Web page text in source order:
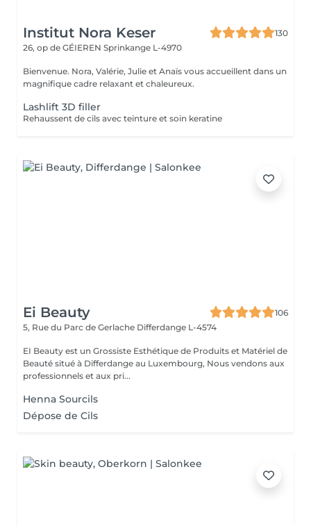
Institut Nora Keser
130
26, op de GÉIEREN Sprinkange L-4970
Bienvenue. Nora, Valérie, Julie et Anaïs vous accueillent dans un
magnifique cadre relaxant et chaleureux.
Lashlift 3D filler
Rehaussent de cils avec teinture et soin keratine
Ei Beauty
106
5, Rue du Parc de Gerlache Differdange L-4574
EI Beauty est un Grossiste Esthétique de Produits et Matériel de
Beauté situé à Differdange au Luxembourg, Nous vendons aux
professionnels et aux pri...
Henna Sourcils
Dépose de Cils